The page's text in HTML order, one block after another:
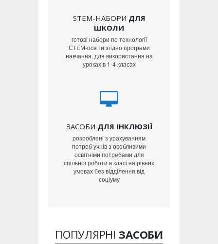
STEM-НАБОРИ ДЛЯ
ШКОЛИ
готові набори по технології
СТЕМ-освіти згідно програми
навчання, для використання на
уроках в 1-4 класах
ЗАСОБИ ДЛЯ ІНКЛЮЗІЇ
розроблені з урахуванням
потреб учнів з особливими
освітніми потребами для
спільної роботи в класі на рівних
умовах без відділення від
соціуму
ПОПУЛЯРНІ ЗАСОБИ